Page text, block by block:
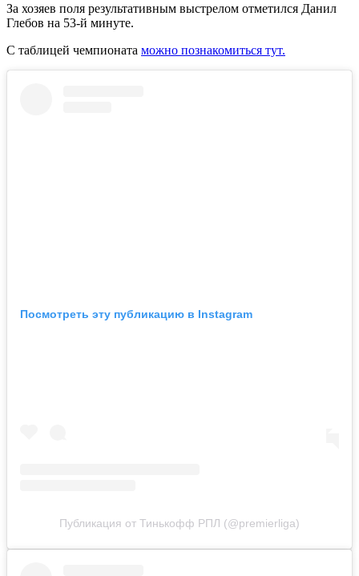
За хозяев поля результативным выстрелом отметился Данил
Глебов на 53-й минуте.
С таблицей чемпионата можно познакомиться тут.
Посмотреть эту публикацию в Instagram
Публикация от Тинькофф РПЛ (@premierliga)